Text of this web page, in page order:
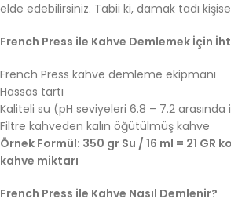
elde edebilirsiniz. Tabii ki, damak tadı
French Press ile Kahve Demlemek İçin
French Press kahve demleme ekipmanı
Hassas tartı
Kaliteli su (pH seviyeleri 6.8 – 7.2 arasında
Filtre kahveden kalın öğütülmüş kahve
Örnek Formül: 350 gr Su / 16 ml = 21 GR
kahve miktarı
French Press ile Kahve Nasıl Demlenir?